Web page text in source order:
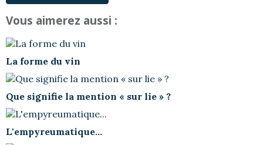
Vous aimerez aussi :
La forme du vin
Que signifie la mention « sur lie » ?
L'empyreumatique...